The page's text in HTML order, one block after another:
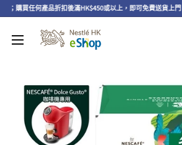
購買任何產品折扣後滿HK$450或以上，即可免費送貨上門。